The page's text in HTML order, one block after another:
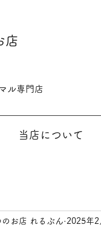
店
ル専門店
当店について
のお店 れるぶん 2025年2